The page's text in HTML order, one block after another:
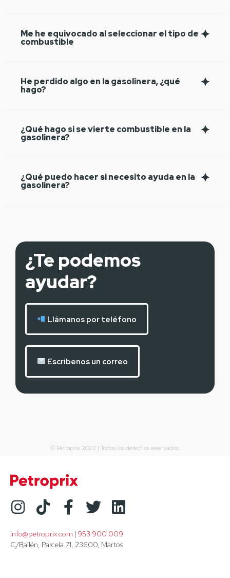
Me he equivocado al seleccionar el tipo de
combustible
He perdido algo en la gasolinera, ¿qué
hago?
¿Qué hago si se vierte combustible en la
gasolinera?
¿Qué puedo hacer si necesito ayuda en la
gasolinera?
¿Te podemos
ayudar?
Llámanos por teléfono
Escríbenos un correo
© Petroprix 2022 | Todos los derechos reservados.
info@petroprix.com | 953 900 009
C/Bailén, Parcela 71, 23600, Martos